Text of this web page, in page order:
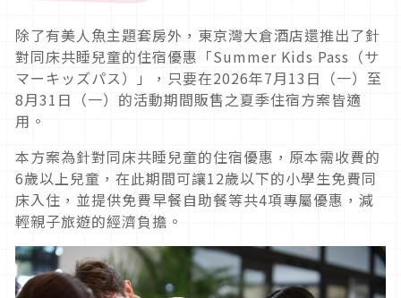
除了有美人魚主題套房外，東京灣大倉酒店還推出了針
對同床共睡兒童的住宿優惠「Summer Kids Pass（サ
マーキッズパス）」，只要在2026年7月13日（一）至
8月31日（一）的活動期間販售之夏季住宿方案皆適
用。
本方案為針對同床共睡兒童的住宿優惠，原本需收費的
6歲以上兒童，在此期間可讓12歲以下的小學生免費同
床入住，並提供免費早餐自助餐等共4項專屬優惠，減
輕親子旅遊的經濟負擔。